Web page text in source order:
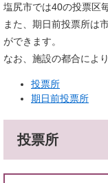
塩尻市では40の投票区
また、期日前投票所は
ができます。
なお、施設の都合によ
投票所
期日前投票所
投票所